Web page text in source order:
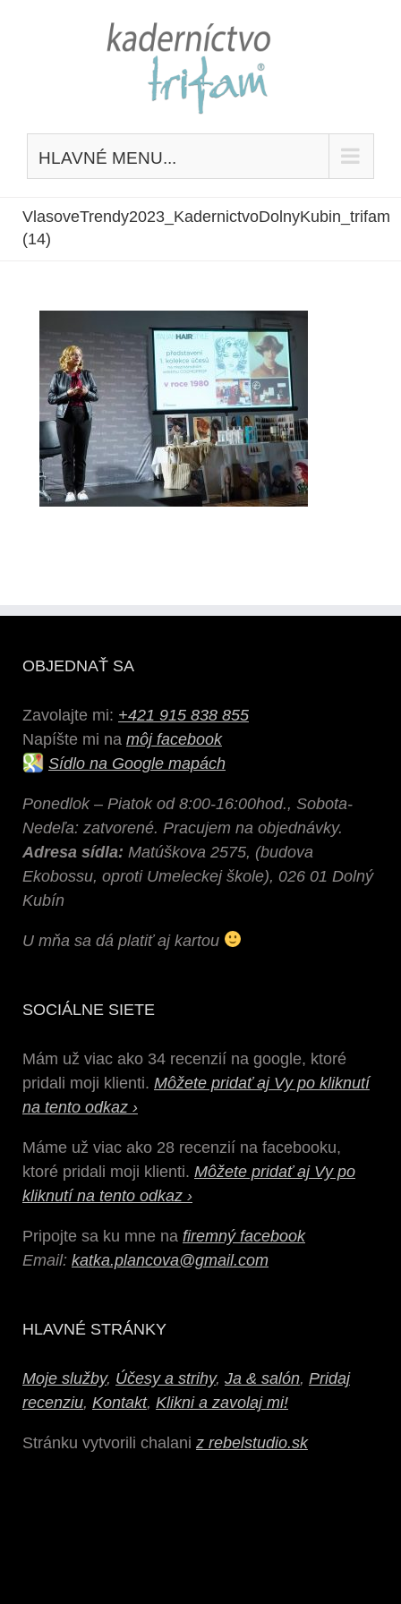
HLAVNÉ MENU...
VlasoveTrendy2023_KadernictvoDolnyKubin_trifam
(14)
OBJEDNAŤ SA
Zavolajte mi: +421 915 838 855
Napíšte mi na môj facebook
Sídlo na Google mapách
Ponedlok – Piatok od 8:00-16:00hod., Sobota-
Nedeľa: zatvorené. Pracujem na objednávky.
Adresa sídla: Matúškova 2575, (budova
Ekobossu, oproti Umeleckej škole), 026 01 Dolný
Kubín
U mňa sa dá platiť aj kartou
SOCIÁLNE SIETE
Mám už viac ako 34 recenzií na google, ktoré
pridali moji klienti. Môžete pridať aj Vy po kliknutí
na tento odkaz ›
Máme už viac ako 28 recenzií na facebooku,
ktoré pridali moji klienti. Môžete pridať aj Vy po
kliknutí na tento odkaz ›
Pripojte sa ku mne na firemný facebook
Email: katka.plancova@gmail.com
HLAVNÉ STRÁNKY
Moje služby, Účesy a strihy, Ja & salón, Pridaj
recenziu, Kontakt, Klikni a zavolaj mi!
Stránku vytvorili chalani z rebelstudio.sk